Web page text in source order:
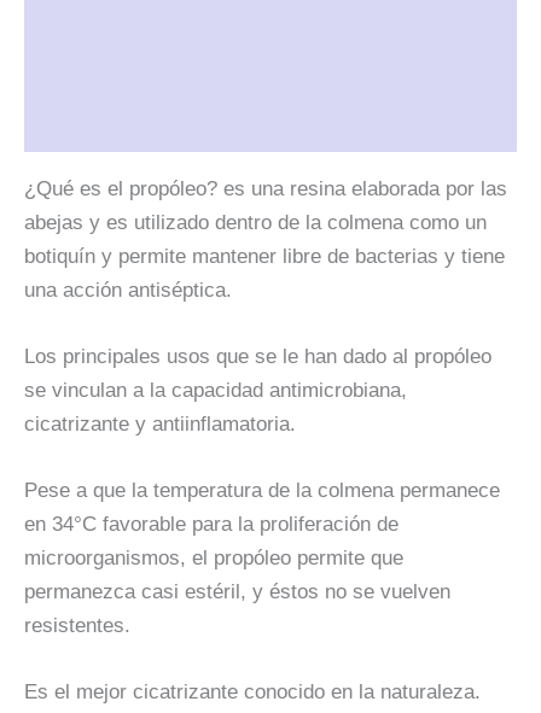
¿Qué es el propóleo? es una resina elaborada por las
abejas y es utilizado dentro de la colmena como un
botiquín y permite mantener libre de bacterias y tiene
una acción antiséptica.
Los principales usos que se le han dado al propóleo
se vinculan a la capacidad antimicrobiana,
cicatrizante y antiinflamatoria.
Pese a que la temperatura de la colmena permanece
en 34°C favorable para la proliferación de
microorganismos, el propóleo permite que
permanezca casi estéril, y éstos no se vuelven
resistentes.
Es el mejor cicatrizante conocido en la naturaleza.